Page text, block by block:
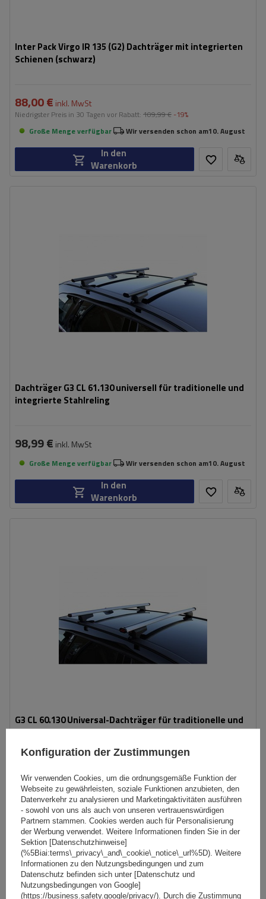
Inter Pack Virgo IR 135 (G2) Dachträger mit integrierten
Schienen (schwarz)
88,00 € inkl. MwSt
Niedrigster Preis in 30 Tagen vor Rabatt: 109,99 € -19%
Große Menge verfügbar
Wir versenden schon am10. August
In den
Warenkorb
Dachträger G3 CL 61.130 universell für traditionelle und
integrierte Stahlreling
98,99 € inkl. MwSt
Große Menge verfügbar Wir versenden schon am10. August
In den
Warenkorb
G3 CL 60.130 Universal-Dachträger für traditionelle und
integrierte Aluminiumschienen
119,99 €inkl. MwSt
Große Menge verfügbar Wir versenden schon am10. August
In den
Warenkorb
Konfiguration der Zustimmungen
Wir verwenden Cookies, um die ordnungsgemäße Funktion der
Webseite zu gewährleisten, soziale Funktionen anzubieten, den
Datenverkehr zu analysieren und Marketingaktivitäten ausführen
- sowohl von uns als auch von unseren vertrauenswürdigen
Partnern stammen. Cookies werden auch für Personalisierung
der Werbung verwendet. Weitere Informationen finden Sie in der
Sektion [Datenschutzhinweise]
(%5Biai:terms\_privacy\_and\_cookie\_notice\_url%5D). Weitere
Informationen zu den Nutzungsbedingungen und zum
Datenschutz befinden sich unter [Datenschutz und
Nutzungsbedingungen von Google]
(https://business.safety.google/privacy/). Durch die Zustimmung